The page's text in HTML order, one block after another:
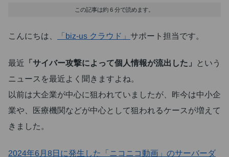
この記事は約 6 分で読めます。
こんにちは、 「biz-us クラウド」サポート担当です。
最近 「サイバー攻撃によって個人情報が流出した」 という
ニュースを最近よく聞きますよね。
以前は大企業が中心に狙われていましたが、昨今は中小企
業や、医療機関などが中心として狙われるケースが増えて
きました。
2024年6月8日に発生した「ニコニコ動画」のサーバーダ